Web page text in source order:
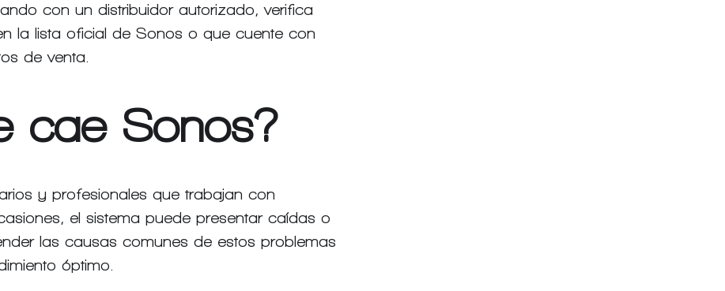
con un distribuidor autorizado, verifica
la lista oficial de Sonos o que cuente con
de venta.
cae Sonos?
y profesionales que trabajan con
el sistema puede presentar caídas o
las causas comunes de estos problemas
óptimo.